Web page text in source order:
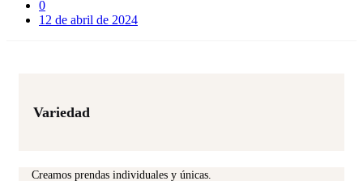
0
Posted
12 de abril de 2024
Variedad
Creamos prendas individuales y únicas.